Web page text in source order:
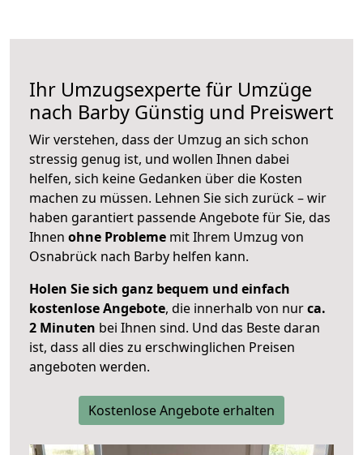
Ihr Umzugsexperte für Umzüge
nach Barby Günstig und Preiswert
Wir verstehen, dass der Umzug an sich schon
stressig genug ist, und wollen Ihnen dabei
helfen, sich keine Gedanken über die Kosten
machen zu müssen. Lehnen Sie sich zurück – wir
haben garantiert passende Angebote für Sie, das
Ihnen ohne Probleme mit Ihrem Umzug von
Osnabrück nach Barby helfen kann.
Holen Sie sich ganz bequem und einfach
kostenlose Angebote, die innerhalb von nurca.
2 Minuten bei Ihnen sind. Und das Beste daran
ist, dass all dies zu erschwinglichen Preisen
angeboten werden.
Kostenlose Angebote erhalten